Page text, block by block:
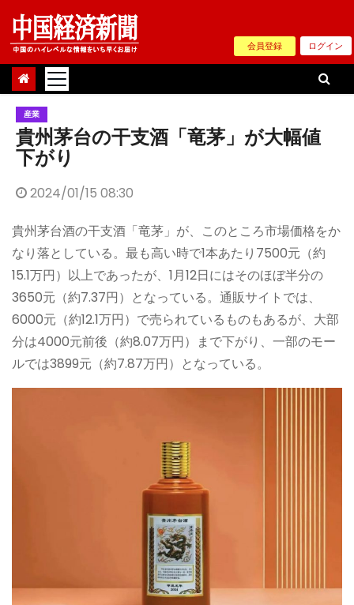
Skip
content
会員登録 ログイン
産業
貴州茅台の干支酒「竜茅」が大幅値
下がり
2024/01/15 08:30
貴州茅台酒の干支酒「竜茅」が、このところ市場価格をか
なり落としている。最も高い時で1本あたり7500元（約
15.1万円）以上であったが、1月12日にはそのほぼ半分の
3650元（約7.37円）となっている。通販サイトでは、
6000元（約12.1万円）で売られているものもあるが、大部
分は4000元前後（約8.07万円）まで下がり、一部のモー
ルでは3899元（約7.87万円）となっている。